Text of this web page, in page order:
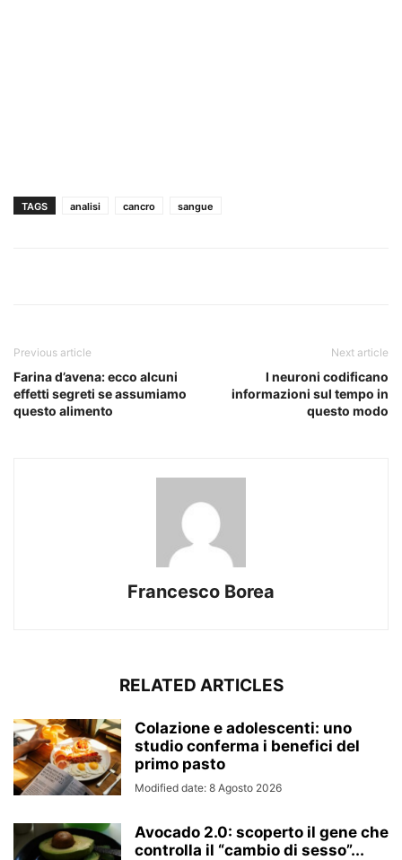
TAGS analisi cancro sangue
Previous article
Farina d’avena: ecco alcuni
effetti segreti se assumiamo
questo alimento
Next article
I neuroni codificano
informazioni sul tempo in
questo modo
Francesco Borea
RELATED ARTICLES
Colazione e adolescenti: uno
studio conferma i benefici del
primo pasto
Modified date: 8 Agosto 2026
Avocado 2.0: scoperto il gene che
controlla il “cambio di sesso”...